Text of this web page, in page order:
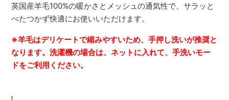
英国産羊毛100%の暖かさとメッシュの通気性で、サラッと
べたつかず快適にお使いいただけます。
※羊毛はデリケートで縮みやすいため、手押し洗いが推奨と
なります。洗濯機の場合は、ネットに入れて、手洗いモー
ドをご利用ください。